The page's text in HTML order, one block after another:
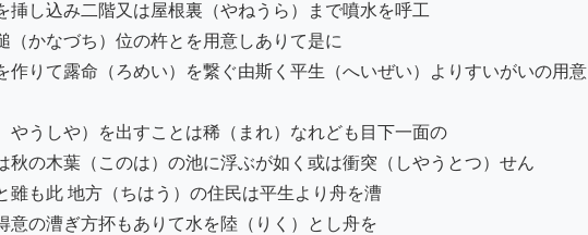
挿し込み二階又は屋根裏（やねうら）まで噴水を呼工
（かなづち）位の杵とを用意しありて是に
作りて露命（ろめい）を繋ぐ由斯く平生（へいぜい）よりすいがいの用意
やうしや）を出すことは稀（まれ）なれども目下一面の
秋の木葉（このは）の池に浮ぶが如く或は衝突（しやうとつ）せん
雖も此 地方（ちはう）の住民は平生より舟を漕
意の漕ぎ方抔もありて水を陸（りく）とし舟を